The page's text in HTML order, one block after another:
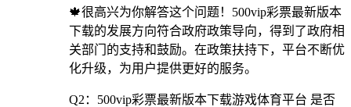
🍁很高兴为你解答这个问题！500vip彩票最新版本
下载的发展方向符合政府政策导向，得到了政府相
关部门的支持和鼓励。在政策扶持下，平台不断优
化升级，为用户提供更好的服务。
Q2：500vip彩票最新版本下载游戏体育平台 是否